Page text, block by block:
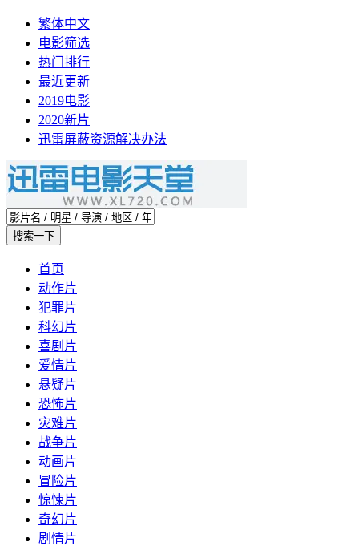
繁体中文
电影筛选
热门排行
最近更新
2019电影
2020新片
迅雷屏蔽资源解决办法
首页
动作片
犯罪片
科幻片
喜剧片
爱情片
悬疑片
恐怖片
灾难片
战争片
动画片
冒险片
惊悚片
奇幻片
剧情片